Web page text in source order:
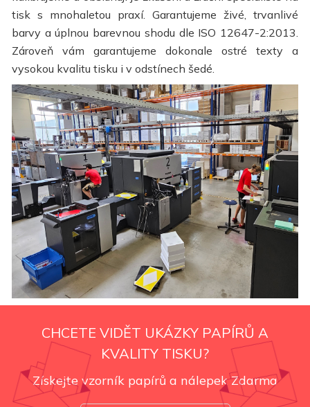
tisk s mnohaletou praxí. Garantujeme živé, trvanlivé
barvy a úplnou barevnou shodu dle ISO 12647-2:2013.
Zároveň vám garantujeme dokonale ostré texty a
vysokou kvalitu tisku i v odstínech šedé.
CHCETE VIDĚT UKÁZKY PAPÍRŮ A
KVALITY TISKU?
Získejte vzorník papírů a nálepek Zdarma